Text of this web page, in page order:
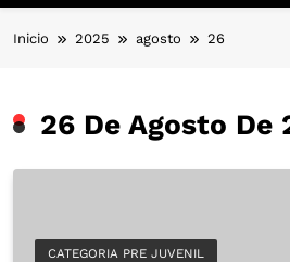
Inicio 2025 agosto 26
26 De Agosto De
CATEGORIA PRE JUVENIL